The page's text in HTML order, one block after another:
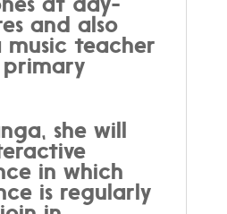
and also
music teacher
she will
in which
is regularly